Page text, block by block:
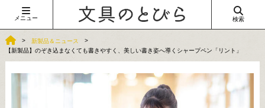
メニュー 検索
新製品＆ニュース
【新製品】のぞき込まなくても書きやすく、美しい書き姿へ導くシャープペン「リント」